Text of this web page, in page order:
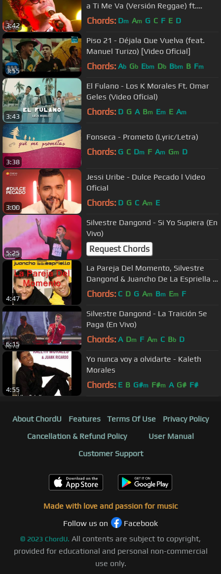
3:42
a Ti Me Va (Versión Reggae) ft.
Fonseca
Chords: Dm Am G C F E D
3:55
Piso 21 - Déjala Que Vuelva (feat.
Manuel Turizo) [Video Oficial]
Chords: Ab Gb Ebm Db Bbm B Fm
3:43
El Fulano - Los K Morales Ft. Omar
Geles (Video Oficial)
Chords: D G A Bm Em E Am
3:38
Fonseca - Prometo (Lyric/Letra)
Chords: G C Dm F Am Gm D
3:00
Jessi Uribe - Dulce Pecado l Video
Oficial
Chords: D G C Am E
5:25
Silvestre Dangond - Si Yo Supiera (En
Vivo)
Request Chords
4:47
La Pareja Del Momento, Silvestre
Dangond & Juancho De La Espriella -
Audio
Chords: C D G Am Bm Em F
6:15
Silvestre Dangond - La Traición Se
Paga (En Vivo)
Chords: A Dm F Am C Bb D
4:55
Yo nunca voy a olvidarte - Kaleth
Morales
Chords: E B G#m F#m A G# F#
About ChordU Features Terms Of Use
Privacy Policy
Cancellation & Refund Policy
User Manual
Customer Support
Made with love and passion for music
Follow us on
Facebook
© 2023 ChordU. All contents are subject to copyright,
provided for educational and personal non-commercial
use only.